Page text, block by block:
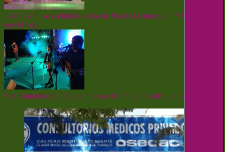
Pedro Alfonso recibió la visita de Flavio Mendoza en “Una Noche
en el Hotel”
San Antonio celebró una nueva edición del Festival de la Candelaria